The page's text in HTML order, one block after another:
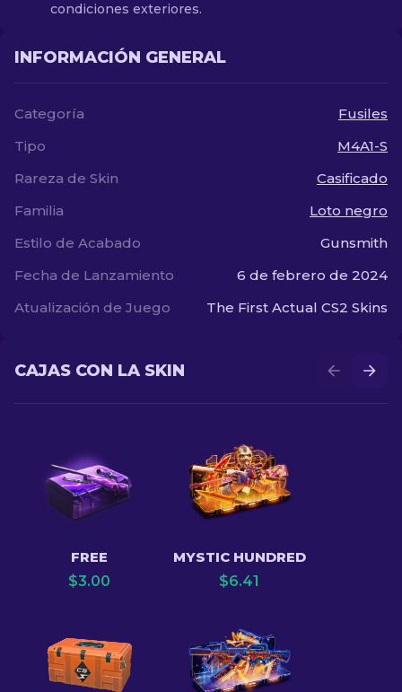
condiciones exteriores.
INFORMACIÓN GENERAL
Categoría
Fusiles
Tipo
M4A1-S
Rareza de Skin
Casificado
Familia
Loto negro
Estilo de Acabado
Gunsmith
Fecha de Lanzamiento
6 de febrero de 2024
Atualización de Juego
The First Actual CS2 Skins
CAJAS CON LA SKIN
FREE
$3.00
MYSTIC HUNDRED
$6.41